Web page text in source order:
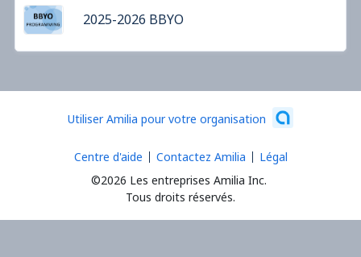
2025-2026 BBYO
Utiliser Amilia pour votre organisation
©2026 Les entreprises Amilia Inc.
Tous droits réservés.
Centre d'aide Contactez Amilia Légal